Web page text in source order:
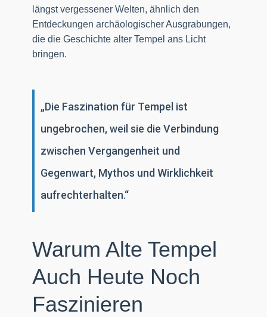
längst vergessener Welten, ähnlich den
Entdeckungen archäologischer Ausgrabungen,
die die Geschichte alter Tempel ans Licht
bringen.
„Die Faszination für Tempel ist
ungebrochen, weil sie die Verbindung
zwischen Vergangenheit und
Gegenwart, Mythos und Wirklichkeit
aufrechterhalten.“
Warum Alte Tempel
Auch Heute Noch
Faszinieren